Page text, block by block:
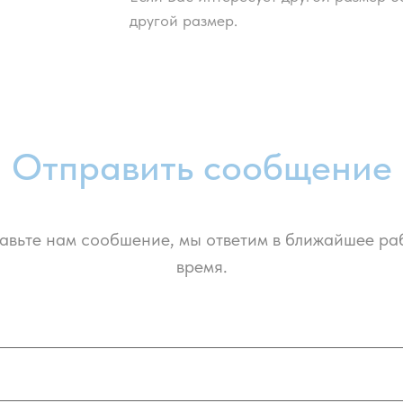
другой размер.
Отправить сообщение
нам сообшение, мы ответим в ближайшее
время.